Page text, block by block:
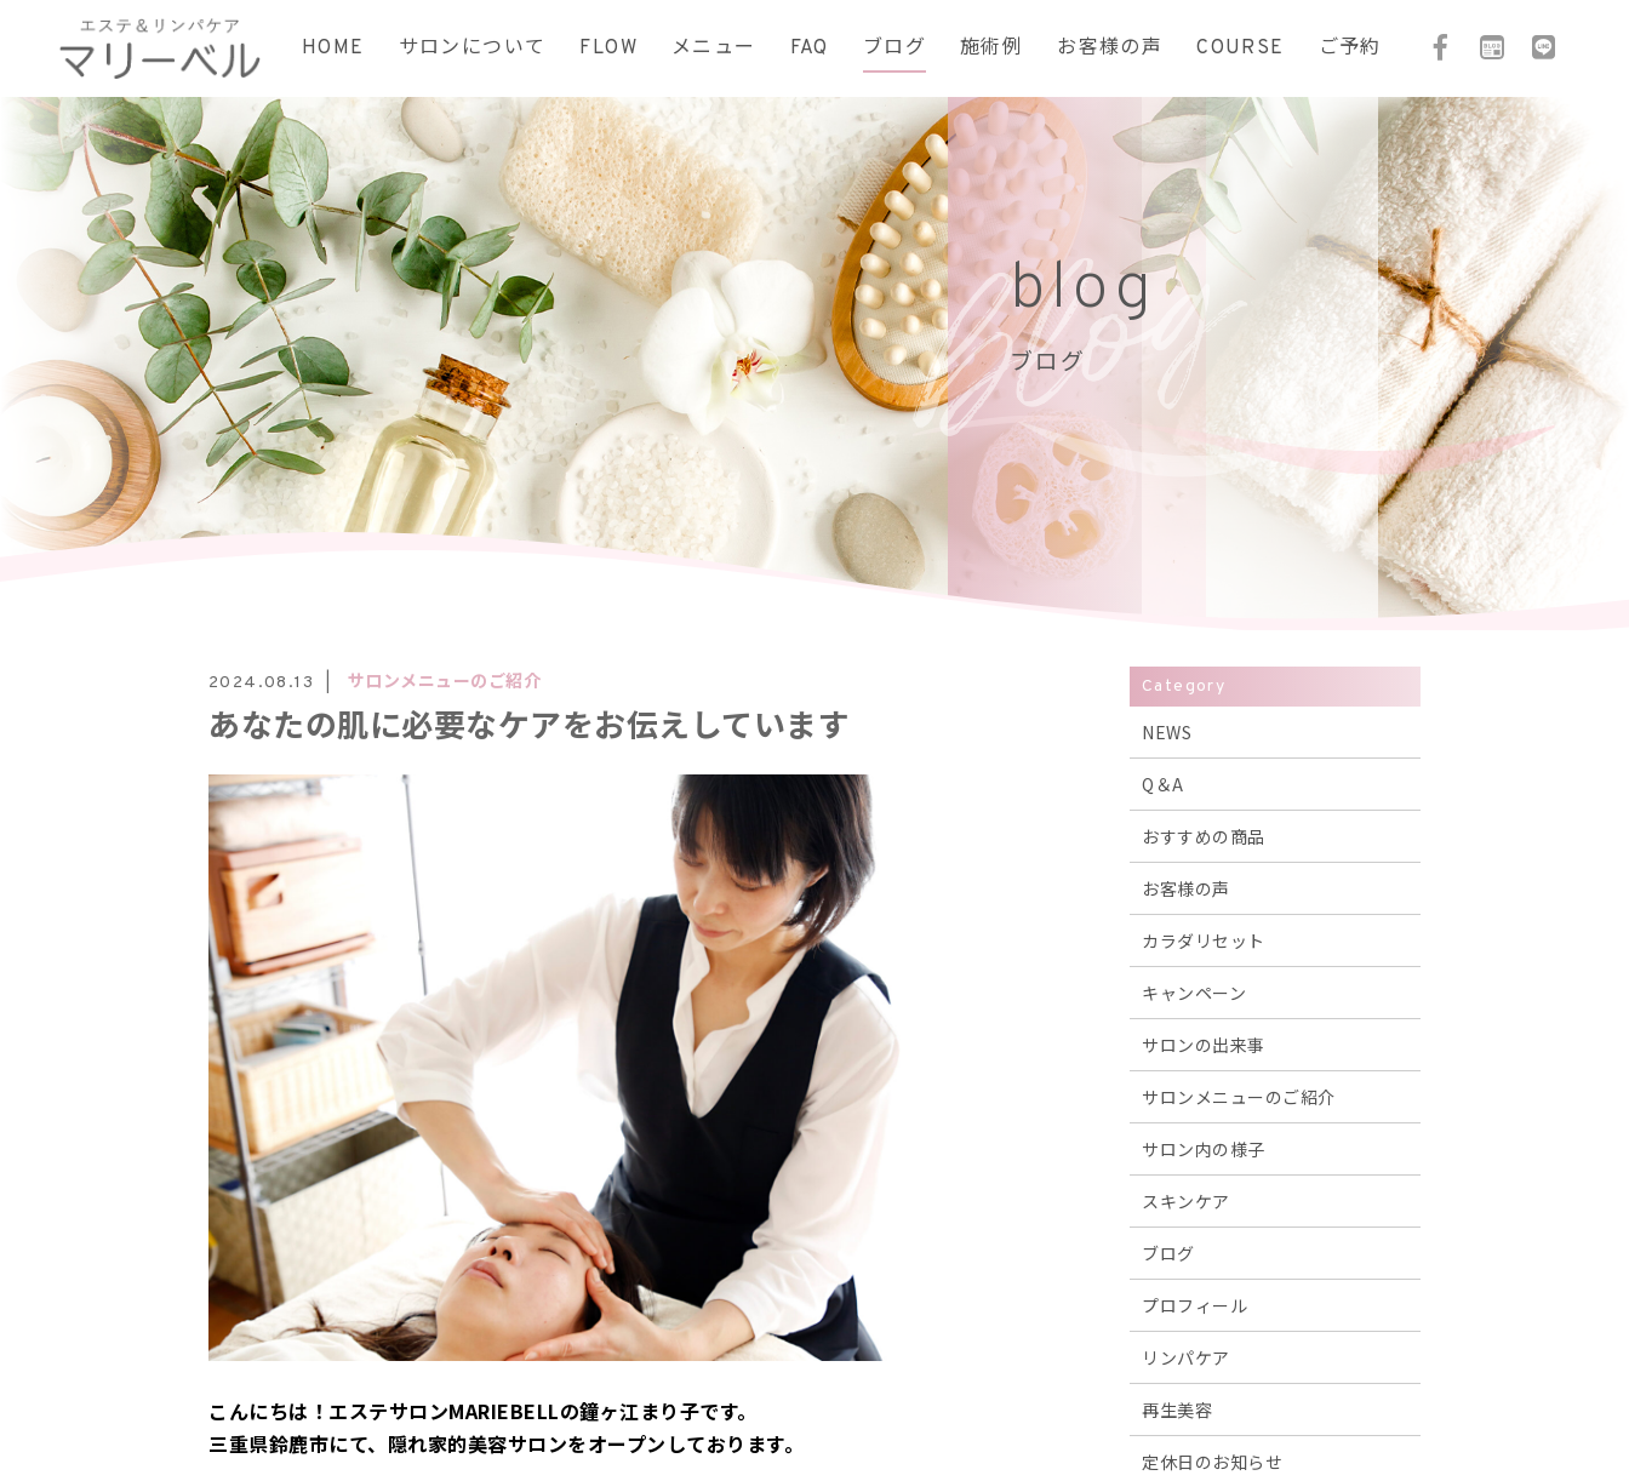
HOME サロンについて FLOW メニュー FAQ ブログ 施術例 お客様の声 COURSE ご予約
blog
ブログ
2024.08.13 サロンメニューのご紹介
あなたの肌に必要なケアをお伝えしています
こんにちは！エステサロンMARIEBELLの鐘ヶ江まり子です。
三重県鈴鹿市にて、隠れ家的美容サロンをオープンしております。
Category
NEWS
Q＆A
おすすめの商品
お客様の声
カラダリセット
キャンペーン
サロンの出来事
サロンメニューのご紹介
サロン内の様子
スキンケア
ブログ
プロフィール
リンパケア
再生美容
定休日のお知らせ